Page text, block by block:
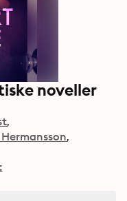
noveller
Hermansson